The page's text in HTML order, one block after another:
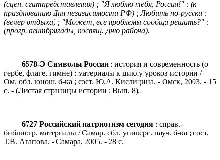
(сцен. агитпредставления) ; "Я люблю тебя, Россия!" : (к
празднованию Дня независимости РФ) ; Любить по-русски :
(вечер отдыха) ; "Может, все проблемы сообща решить?" :
(прогр. агитбригады, посвящ. Дню района).
6578-Э Символы России : история и современность (о
гербе, флаге, гимне) : материалы к циклу уроков истории /
Ом. обл. юнош. б-ка ; сост. Ю.А. Кислицина. - Омск, 2003. - 15
с. - (Листая страницы истории ; Вып. 8).
6727 Российский патриотизм сегодня : справ.-
библиогр. материалы / Самар. обл. универс. науч. б-ка ; сост.
Т.В. Агапова. - Самара, 2005. - 28 с.